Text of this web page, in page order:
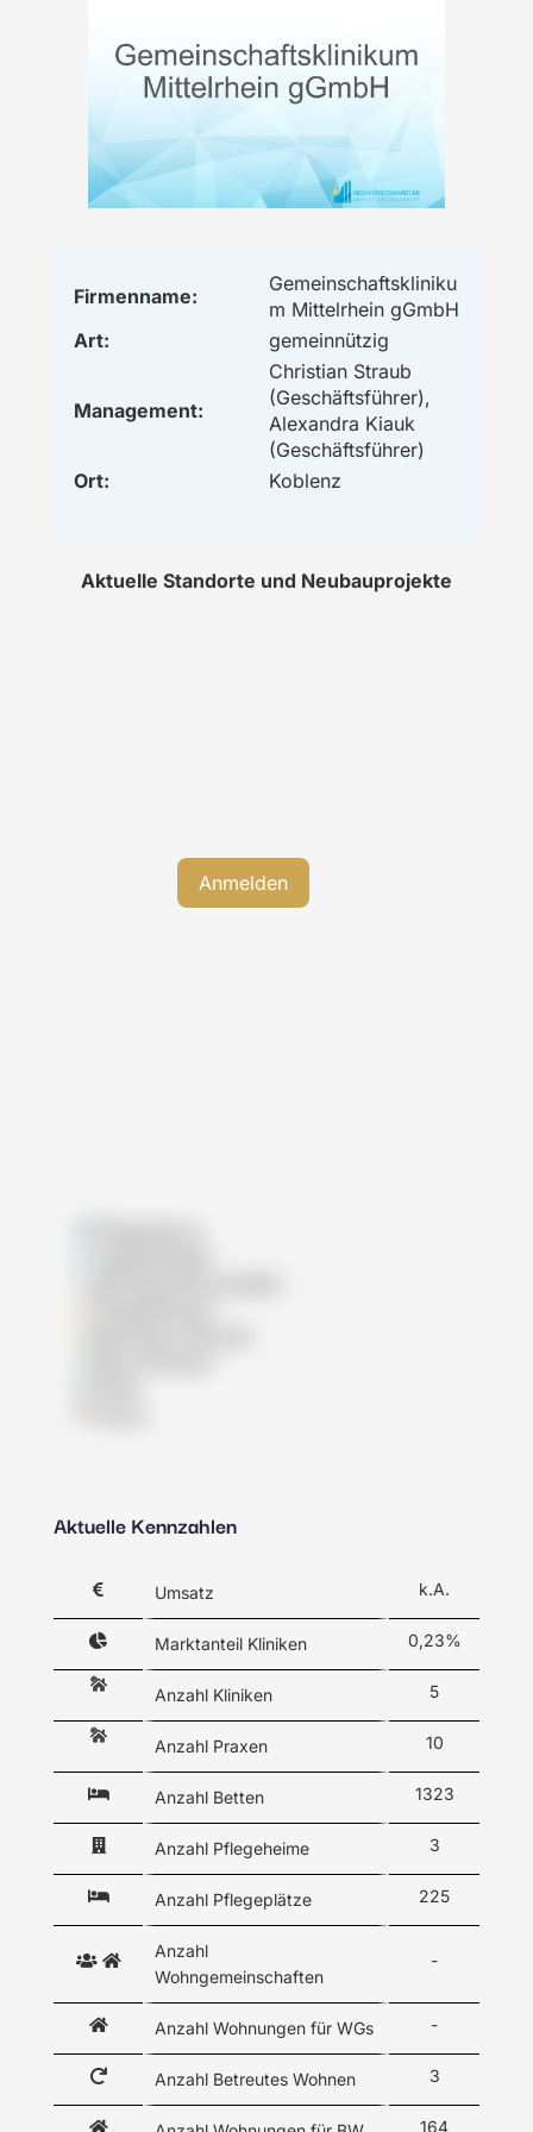
Firmenname:
Gemeinschaftskliniku
m Mittelrhein gGmbH
Art:
gemeinnützig
Management:
Christian Straub
(Geschäftsführer),
Alexandra Kiauk
(Geschäftsführer)
Ort:
Koblenz
Aktuelle Standorte und Neubauprojekte
Aktuelle Kennzahlen
Umsatz k.A.
Marktanteil Kliniken 0,23%
Anzahl Kliniken 5
Anzahl Praxen 10
Anzahl Betten 1323
Anzahl Pflegeheime 3
Anzahl Pflegeplätze 225
Anzahl
Wohngemeinschaften
-
Anzahl Wohnungen für WGs -
Anzahl Betreutes Wohnen 3
164